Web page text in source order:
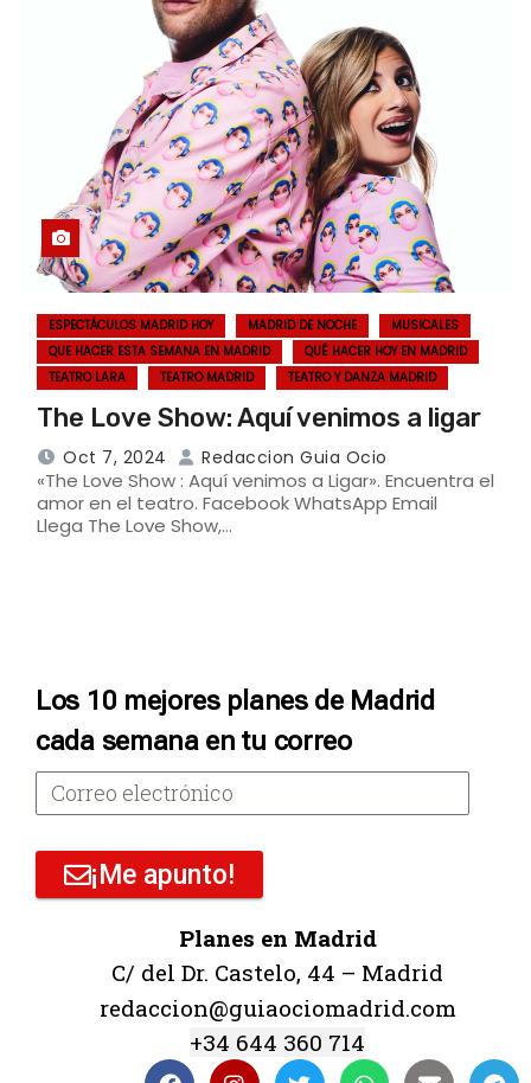
ESPECTÁCULOS MADRID HOY MADRID DE NOCHE
MUSICALES
QUE HACER ESTA SEMANA EN MADRID
QUÉ HACER HOY EN MADRID
TEATRO LARA
TEATRO MADRID TEATRO Y DANZA MADRID
The Love Show: Aquí venimos a ligar
Oct 7, 2024 Redaccion Guia Ocio
«The Love Show : Aquí venimos a Ligar». Encuentra el
amor en el teatro. Facebook WhatsApp Email
Llega The Love Show,…
Los 10 mejores planes de Madrid
cada semana en tu correo
¡Me apunto!
Planes en Madrid
C/ del Dr. Castelo, 44 – Madrid
redaccion@guiaociomadrid.com
+34 644 360 714